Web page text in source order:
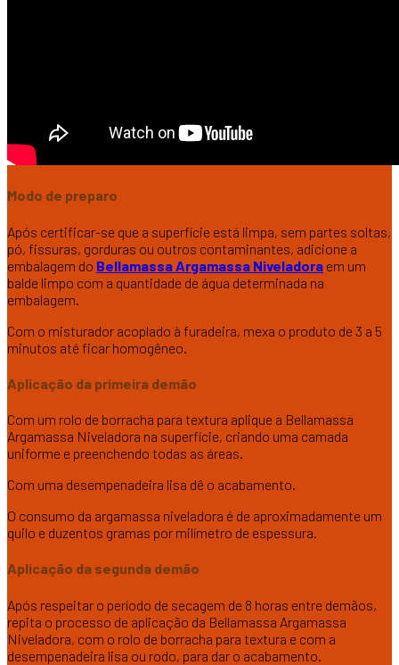
Modo de preparo
Após certificar-se que a superfície está limpa, sem partes soltas,
pó, fissuras, gorduras ou outros contaminantes, adicione a
embalagem do Bellamassa Argamassa Niveladora em um
balde limpo com a quantidade de água determinada na
embalagem.
Com o misturador acoplado à furadeira, mexa o produto de 3 a 5
minutos até ficar homogêneo.
Aplicação da primeira demão
Com um rolo de borracha para textura aplique a Bellamassa
Argamassa Niveladora na superfície, criando uma camada
uniforme e preenchendo todas as áreas.
Com uma desempenadeira lisa dê o acabamento.
O consumo da argamassa niveladora é de aproximadamente um
quilo e duzentos gramas por milímetro de espessura.
Aplicação da segunda demão
Após respeitar o período de secagem de 8 horas entre demãos,
repita o processo de aplicação da Bellamassa Argamassa
Niveladora, com o rolo de borracha para textura e com a
desempenadeira lisa ou rodo, para dar o acabamento.